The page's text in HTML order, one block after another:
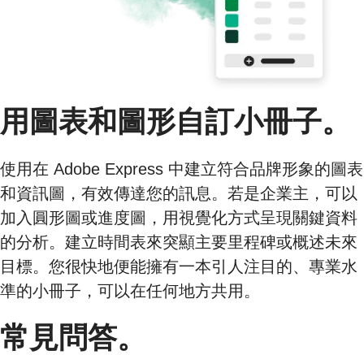
用圖表和圖形自訂小冊子。
使用在 Adobe Express 中建立符合品牌形象的圖表
和資訊圖，有效傳達您的訊息。若是企業主，可以
加入圓形圖或進度圖，用視覺化方式呈現關鍵資料
的分析。建立時間表來突顯主要里程碑或概述未來
目標。您很快地便能擁有一本引人注目的、專業水
準的小冊子，可以在任何地方共用。
常見問答。